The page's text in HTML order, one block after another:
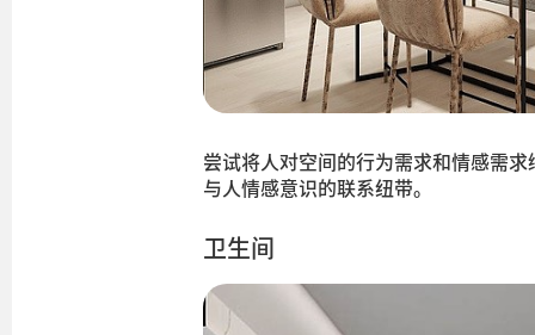
尝试将人对空间的行为需求和情感需
与人情感意识的联系纽带。
卫生间